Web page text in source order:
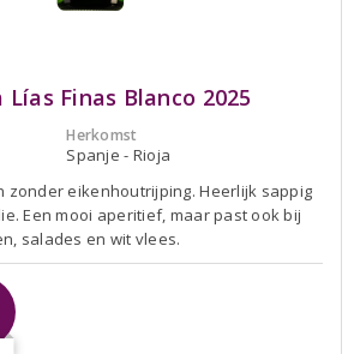
Finas Blanco 2025
Herkomst
Spanje - Rioja
zonder eikenhoutrijping. Heerlijk sappig
Een mooi aperitief, maar past ook bij
salades en wit vlees.